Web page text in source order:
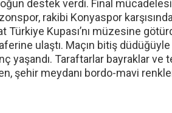
destek verdi. Final
rakibi Konyaspor
Türkiye Kupası’nı müzesine
ulaştı. Maçın bitiş
yaşandı. Taraftarlar bayraklar ve
şehir meydanı bordo-mavi